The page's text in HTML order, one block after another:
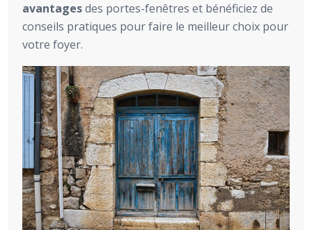
avantagesdes portes-fenêtres et bénéficiez de
conseils pratiques pour faire le meilleur choix pour
votre foyer.